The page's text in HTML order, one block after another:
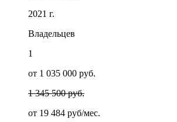
2021 г.
Владельцев
1
от 1 035 000 руб.
1 345 500 руб.
от 19 484 руб/мес.